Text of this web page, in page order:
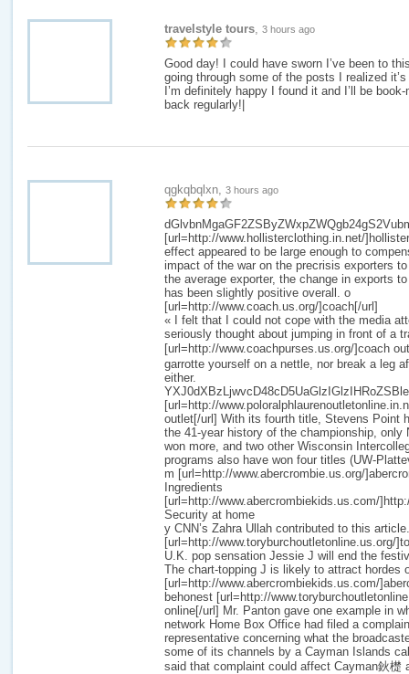
travelstyle tours, 3 hours ago
Good day! I could have sworn I’ve been to
going through some of the posts I realized
I’m definitely happy I found it and I’ll be
back regularly!|
qgkqbqlxn, 3 hours ago
[url=http://www.hollisterclothing.in.net/
effect appeared to be large enough to
impact of the war on the precrisis exporters
the average exporter, the change in exports
has been slightly positive overall. o
[url=http://www.coach.us.org/]coach[/url]
« I felt that I could not cope with the media
seriously thought about jumping in front of a
[url=http://www.coachpurses.us.org/]coach
garrotte yourself on a nettle, nor break a leg
either.
[url=http://
outlet[/url] With its fourth title, Stevens Point
the 41-year history of the championship, only
won more, and two other Wisconsin
programs also have won four titles (UW-
m [url=http://www.abercrombie.us.org/
Ingredients
[url=http://www.abercrombiekids.us.com/
Security at home
y CNN’s Zahra Ullah contributed to this article.
[url=http://www.toryburchoutletonline.us.org/
U.K. pop sensation Jessie J will end the
The chart-topping J is likely to attract hordes
[url=http://www.abercrombiekids.us.com/
behonest [url=http://
online[/url] Mr. Panton gave one example in
network Home Box Office had filed a
representative concerning what the
some of its channels by a Cayman Islands
said that complaint could affect Cayman鈥檚